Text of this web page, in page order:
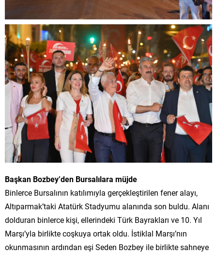
Başkan Bozbey’den Bursalılara müjde
Binlerce Bursalının katılımıyla gerçekleştirilen fener alayı,
Altıparmak’taki Atatürk Stadyumu alanında son buldu. Alanı
dolduran binlerce kişi, ellerindeki Türk Bayrakları ve 10. Yıl
Marşı’yla birlikte coşkuya ortak oldu. İstiklal Marşı’nın
okunmasının ardından eşi Seden Bozbey ile birlikte sahneye